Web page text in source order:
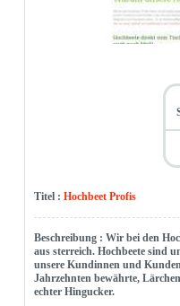
Titel : Hochbeet Profis
Beschreibung : Wir bei den
aus sterreich. Hochbeete sind
unsere Kundinnen und
Jahrzehnten bewährte,
echter Hingucker.